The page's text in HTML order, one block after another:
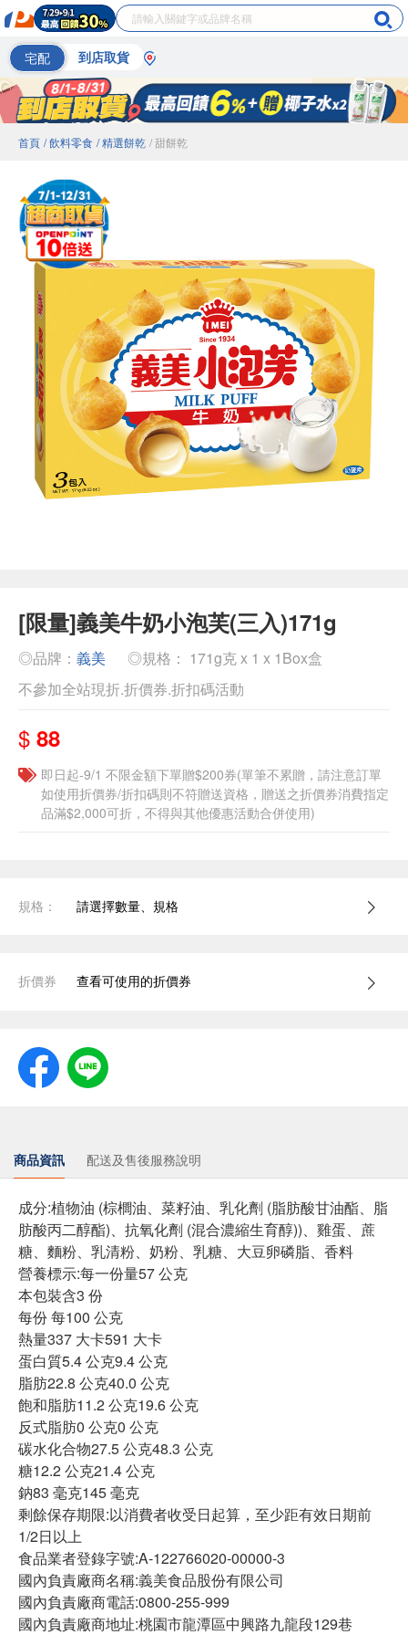
宅配 到店取貨
首頁 / 飲料零食 / 精選餅乾 / 甜餅乾
[限量]義美牛奶小泡芙(三入)171g
◎品牌： 義美
◎規格： 171g克 x 1 x 1Box盒
不參加全站現折.折價券.折扣碼活動
$ 88
即日起-9/1 不限金額下單贈$200券(單筆不累贈，請注意訂單
如使用折價券/折扣碼則不符贈送資格，贈送之折價券消費指定
品滿$2,000可折，不得與其他優惠活動合併使用)
規格： 請選擇數量、規格
折價券 查看可使用的折價券
商品資訊 配送及售後服務說明
成分:植物油 (棕櫚油、菜籽油、乳化劑 (脂肪酸甘油酯、脂
肪酸丙二醇酯)、抗氧化劑 (混合濃縮生育醇))、雞蛋、蔗
糖、麵粉、乳清粉、奶粉、乳糖、大豆卵磷脂、香料
營養標示:每一份量57 公克
本包裝含3 份
每份 每100 公克
熱量337 大卡591 大卡
蛋白質5.4 公克9.4 公克
脂肪22.8 公克40.0 公克
飽和脂肪11.2 公克19.6 公克
反式脂肪0 公克0 公克
碳水化合物27.5 公克48.3 公克
糖12.2 公克21.4 公克
鈉83 毫克145 毫克
剩餘保存期限:以消費者收受日起算，至少距有效日期前
1/2日以上
食品業者登錄字號:A-122766020-00000-3
國內負責廠商名稱:義美食品股份有限公司
國內負責廠商電話:0800-255-999
國內負責廠商地址:桃園市龍潭區中興路九龍段129巷